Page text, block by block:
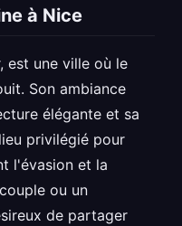
à Nice
est une ville où le
Son ambiance
élégante et sa
privilégié pour
l'évasion et la
ou un
de partager